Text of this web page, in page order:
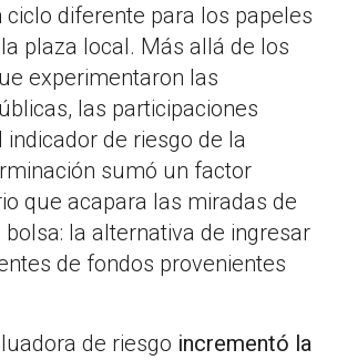
diferente para los papeles
plaza local. Más allá de los
experimentaron las
las participaciones
indicador de riesgo de la
sumó un factor
que acapara las miradas de
la alternativa de ingresar
de fondos provenientes
de riesgo incrementó la